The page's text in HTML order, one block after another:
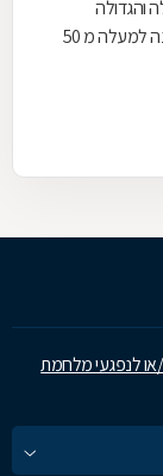
והגדולה
בישראל בתחום הספורט. הרשת מונה למעלה מ 50
או לנפגעי מלחמת